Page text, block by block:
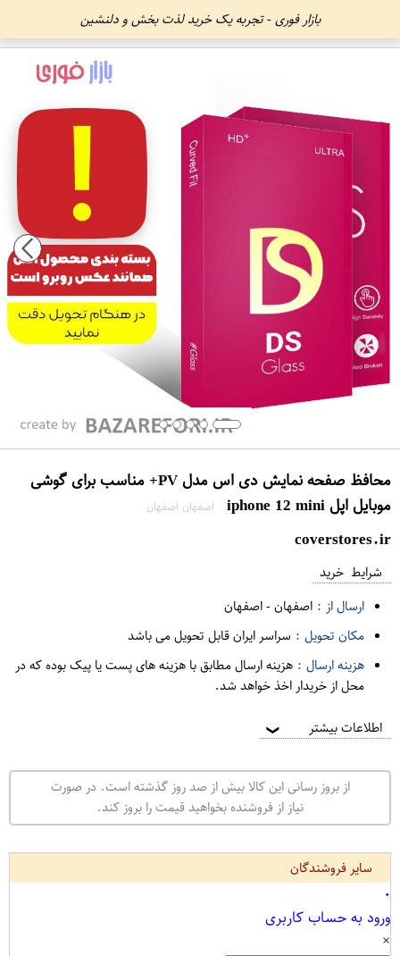
بازار فوری - تجربه یک خرید لذت بخش و دلنشین
محافظ صفحه نمایش دی اس مدل PV+ مناسب برای گوشی
موبایل اپل iphone 12 mini
اصفهان اصفهان
coverstores.ir
شرایط خرید
ارسال از : اصفهان-اصفهان
مکان تحویل : سراسر ایران قابل تحویل می باشد
هزینه ارسال : هزینه ارسال مطابق با هزینه های پست یا پیک بوده که در
محل از خریدار اخذ خواهد شد.
اطلاعات بیشتر ❯
از بروز رسانی این کالا بیش از صد روز گذشته است. در صورت
نیاز از فروشنده بخواهید قیمت را بروز کند.
سایر فروشندگان
۰
ورود به حساب کاربری
×